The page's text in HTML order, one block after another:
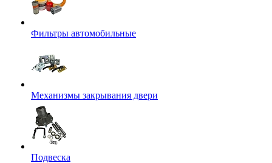
Фильтры автомобильные
Механизмы закрывания двери
Подвеска